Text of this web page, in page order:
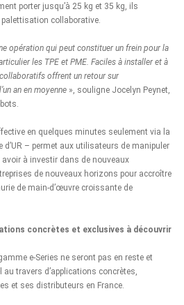
porter jusqu’à 25 kg et 35 kg, ils
collaborative.
opération qui peut constituer un frein pour la
les TPE et PME. Faciles à installer et à
offrent un retour sur
an en moyenne », souligne Jocelyn Peynet,
en quelques minutes seulement via la
d’UR – permet aux utilisateurs de manipuler
à investir dans de nouveaux
de nouveaux horizons pour accroître
de main-d’œuvre croissante de
concrètes et exclusives à découvrir
e-Series ne seront pas en reste et
travers d’applications concrètes,
et ses distributeurs en France.